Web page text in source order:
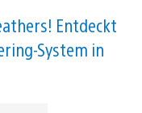
Entdeckt
System in